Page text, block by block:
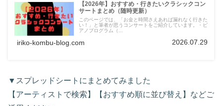
【2026年】おすすめ・行きたいクラシックコン
サートまとめ（随時更新）
このページでは、「お金と時間さえあれば漏れなく行きた
い！」と筆者が思うコンサートをご紹介しています。・ピ
アノプログラム（...
iriko-kombu-blog.com 2026.07.29
▼スプレッドシートにまとめてみました
【アーティストで検索】【おすすめ順に並び替え】などご